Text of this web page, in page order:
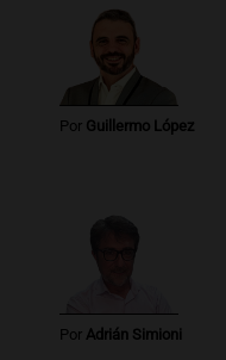
Audio.Mateo,
contra el
para poder
Una mañana para
de julio será
en CABA
Una mañana
Audio.Altas
Por Guillermo López
Por Adrián Simioni